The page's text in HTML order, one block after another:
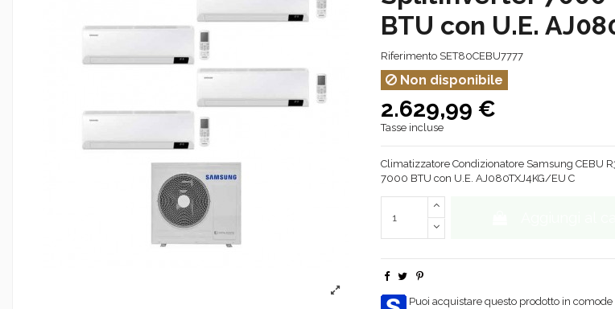
BTU con U.E.
Riferimento SET80CEBU7777
Non disponibile
2.629,99 €
Tasse incluse
Climatizzatore Condizionatore Samsung CEBU
7000 BTU con U.E. AJ080TXJ4KG/EU C
Puoi acquistare questo prodotto in